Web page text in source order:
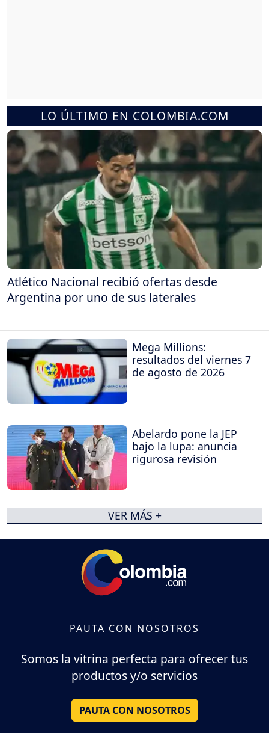
LO ÚLTIMO EN COLOMBIA.COM
Atlético Nacional recibió ofertas desde
Argentina por uno de sus laterales
Mega Millions:
resultados del viernes 7
de agosto de 2026
Abelardo pone la JEP
bajo la lupa: anuncia
rigurosa revisión
VER MÁS +
PAUTA CON NOSOTROS
Somos la vitrina perfecta para ofrecer tus
productos y/o servicios
PAUTA CON NOSOTROS